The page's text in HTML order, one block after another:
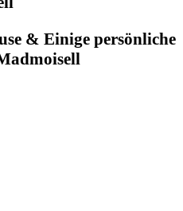
& Einige persönliche